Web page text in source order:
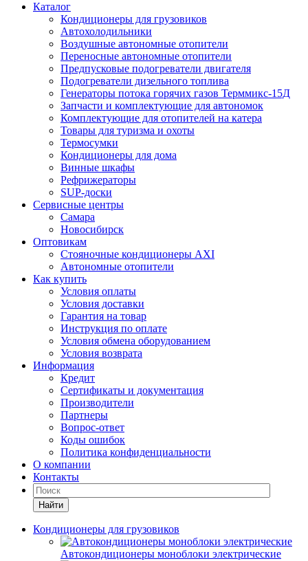
Каталог
Кондиционеры для грузовиков
Автохолодильники
Воздушные автономные отопители
Переносные автономные отопители
Предпусковые подогреватели двигателя
Подогреватели дизельного топлива
Генераторы потока горячих газов Терммикс-15Д
Запчасти и комплектующие для автономок
Комплектующие для отопителей на катера
Товары для туризма и охоты
Термосумки
Кондиционеры для дома
Винные шкафы
Рефрижераторы
SUP-доски
Сервисные центры
Самара
Новосибирск
Оптовикам
Стояночные кондиционеры AXI
Автономные отопители
Как купить
Условия оплаты
Условия доставки
Гарантия на товар
Инструкция по оплате
Условия обмена оборудованием
Условия возврата
Информация
Кредит
Сертификаты и документация
Производители
Партнеры
Вопрос-ответ
Коды ошибок
Политика конфиденциальности
О компании
Контакты
Найти
Кондиционеры для грузовиков
Автокондиционеры моноблоки электрические